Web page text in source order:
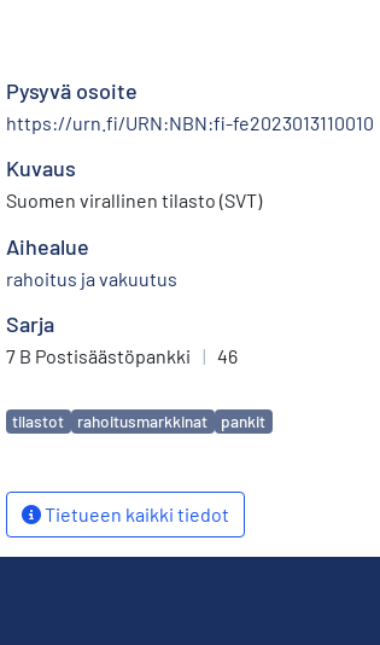
Pysyvä osoite
https://urn.fi/URN:NBN:fi-fe2023013110010
Kuvaus
Suomen virallinen tilasto (SVT)
Aihealue
rahoitus ja vakuutus
Sarja
7 B Postisäästöpankki | 46
Avainsanat
tilastot rahoitusmarkkinat pankit
Tietueen kaikki tiedot